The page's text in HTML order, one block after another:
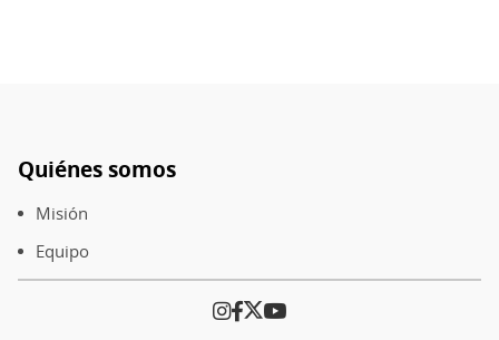
Pie
de
página
Quiénes somos
Misión
Equipo